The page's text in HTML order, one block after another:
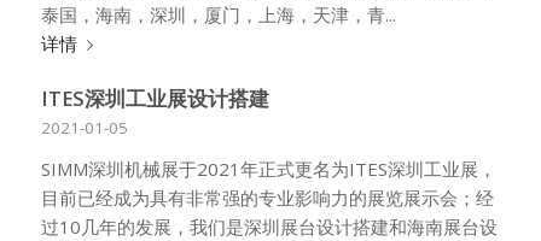
泰国，海南，深圳，厦门，上海，天津，青...
详情
ITES深圳工业展设计搭建
2021-01-05
SIMM深圳机械展于2021年正式更名为ITES深圳工业展，
目前已经成为具有非常强的专业影响力的展览展示会；经
过10几年的发展，我们是深圳展台设计搭建和海南展台设